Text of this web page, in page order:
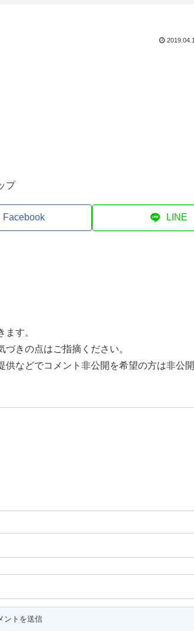
プ
Facebook LINE
す。
きの点はご指摘ください。
などでコメント非公開を希望の方は非公